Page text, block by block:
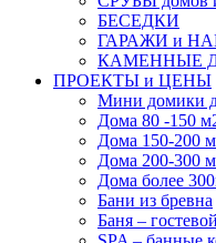
БЕСЕДКИ
ГАРАЖИ и
КАМЕННЫЕ
ПРОЕКТЫ и ЦЕНЫ
Мини домики
Дома 80 -150
Дома 150-200
Дома 200-300
Дома более
Бани из бревна
Баня –